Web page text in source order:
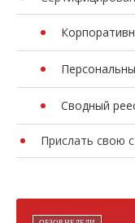
Сводный
Прислать свою